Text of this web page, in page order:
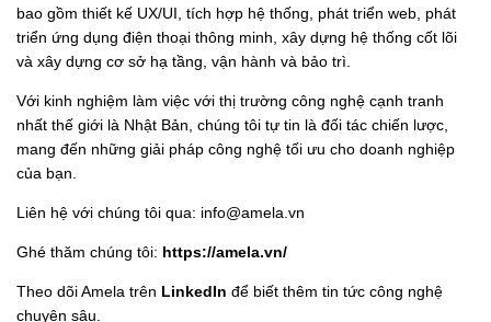
bao gồm thiết kế UX/UI, tích hợp hệ thống, phát triển web, phát
triển ứng dụng điện thoại thông minh, xây dựng hệ thống cốt lõi
và xây dựng cơ sở hạ tầng, vận hành và bảo trì.
Với kinh nghiệm làm việc với thị trường công nghệ cạnh tranh
nhất thế giới là Nhật Bản, chúng tôi tự tin là đối tác chiến lược,
mang đến những giải pháp công nghệ tối ưu cho doanh nghiệp
của bạn.
Liên hệ với chúng tôi qua: info@amela.vn
Ghé thăm chúng tôi: https://amela.vn/
Theo dõi Amela trên LinkedIn để biết thêm tin tức công nghệ
chuyên sâu.